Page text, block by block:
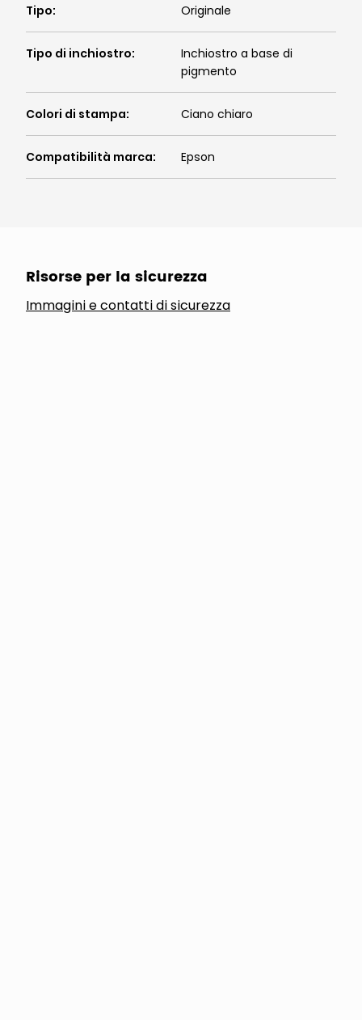
Tipo: Originale
Tipo di inchiostro:
Inchiostro a base di
pigmento
Colori di stampa: Ciano chiaro
Compatibilità marca: Epson
Risorse per la sicurezza
Immagini e contatti di sicurezza